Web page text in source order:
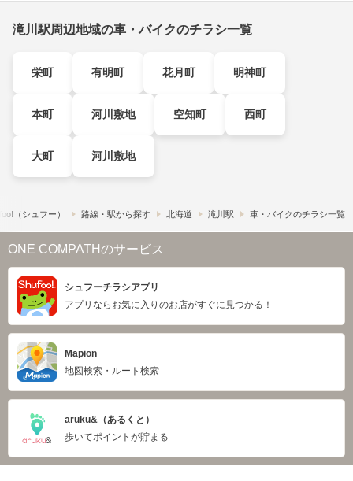
滝川駅周辺地域の車・バイクのチラシ一覧
栄町 有明町 花月町 明神町
本町 河川敷地 空知町 西町
大町 河川敷地
（シュフー） 路線・駅から探す 北海道 滝川駅 車・バイクのチラシ一覧
ONE COMPATHのサービス
シュフーチラシアプリ
アプリならお気に入りのお店がすぐに見つかる！
Mapion
地図検索・ルート検索
aruku&（あるくと）
歩いてポイントが貯まる